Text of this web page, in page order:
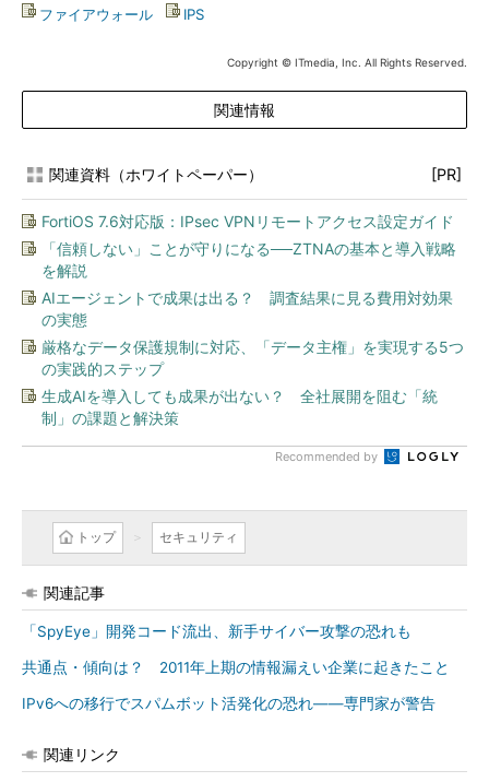
ファイアウォール
IPS
Copyright © ITmedia, Inc. All Rights Reserved.
関連情報
関連資料（ホワイトペーパー） [PR]
FortiOS 7.6対応版：IPsec VPNリモートアクセス設定ガイド
「信頼しない」ことが守りになる──ZTNAの基本と導入戦略
を解説
AIエージェントで成果は出る？ 調査結果に見る費用対効果
の実態
厳格なデータ保護規制に対応、「データ主権」を実現する5つ
の実践的ステップ
生成AIを導入しても成果が出ない？ 全社展開を阻む「統
制」の課題と解決策
Recommended by
トップ セキュリティ
関連記事
「SpyEye」開発コード流出、新手サイバー攻撃の恐れも
共通点・傾向は？ 2011年上期の情報漏えい企業に起きたこと
IPv6への移行でスパムボット活発化の恐れ――専門家が警告
関連リンク